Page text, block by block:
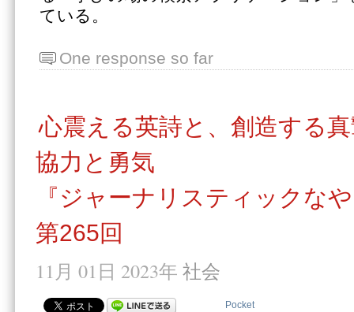
ている。
One response so far
心震える英詩と、創造する
協力と勇気
『ジャーナリスティックな
第265回
11月 01日 2023年 社会
Pocket